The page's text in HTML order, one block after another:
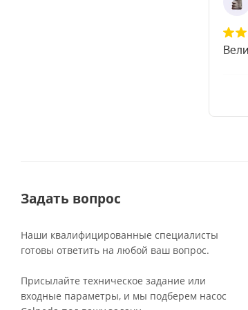
Задать вопрос
Наши квалифицированные специалисты
готовы ответить на любой ваш вопрос.
Присылайте техническое задание или
входные параметры, и мы подберем насос